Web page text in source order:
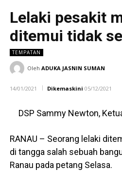
Lelaki pesakit
ditemui tidak
TEMPATAN
Oleh ADUKA JASNIN SUMAN
14/01/2021 Dikemaskini 05/12/2021
DSP Sammy Newton,
RANAU – Seorang lelaki
di tangga salah sebuah
Ranau pada petang Selasa.